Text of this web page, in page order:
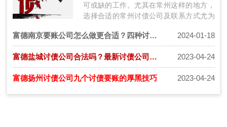
可或缺的工作。尤其在常州这样的地方，
选择合适的常州讨债公司及联系方式尤为
选…
富德南京要账公司怎么做更合适？四种讨债方式值得学习！ 2024-01-18
富德盐城讨债公司合法吗？最新讨债公司收费详细标准 2023-04-24
富德扬州讨债公司九个讨债要账的厚黑技巧 2023-04-24